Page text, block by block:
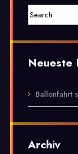
Neueste
Ballonfahrt
Archiv